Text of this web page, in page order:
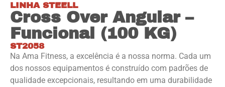
LINHA STEELL
Cross Over Angular –
Funcional (100 KG)
ST2058
Na Ama Fitness, a excelência é a nossa norma. Cada um
dos nossos equipamentos é construído com padrões de
qualidade excepcionais, resultando em uma durabilidade